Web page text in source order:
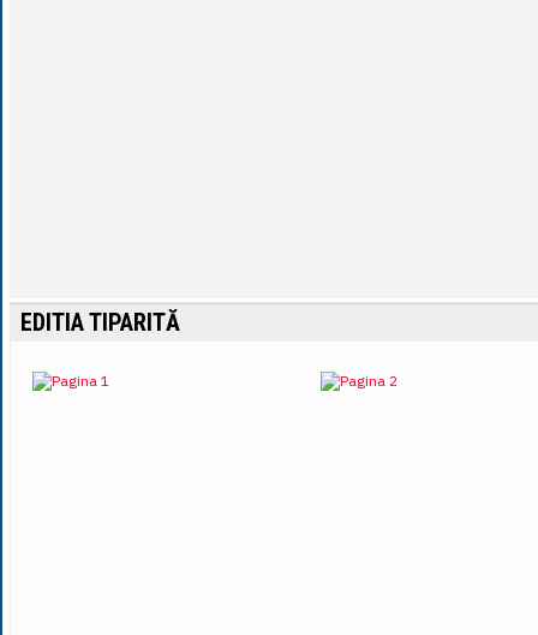
EDITIA TIPARITĂ